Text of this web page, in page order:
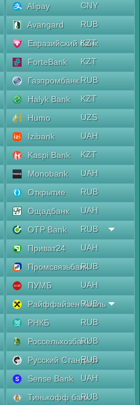
Alipay
CNY
Avangard
RUB
Евразийский банк
KZT
ForteBank
KZT
Газпромбанк RUB
Halyk Bank
KZT
Humo
UZS
Izibank
UAH
Kaspi Bank
KZT
Monobank
UAH
Открытие
RUB
Ощадбанк
UAH
OTP Bank
RUB
Приват24
UAH
ПромсвязьбанкRUB
ПУМБ
UAH
Райффайзен Аваль
RUB
РНКБ
RUB
РоссельхозбанкRUB
Русский Стандарт
RUB
Sense Bank
UAH
Тинькофф банкRUB